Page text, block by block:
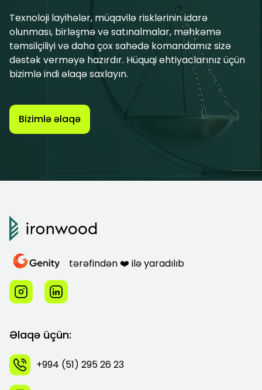
Texnoloji layihələr, müqavilə risklərinin idarə
olunması, birləşmə və satınalmalar, məhkəmə
təmsilçiliyi və daha çox sahədə komandamız sizə
dəstək verməyə hazırdır. Hüquqi ehtiyaclarınız üçün
bizimlə indi əlaqə saxlayın.
Bizimlə əlaqə
tərəfindən ❤️ ilə yaradılıb
Əlaqə üçün:
+994 (51) 295 26 23